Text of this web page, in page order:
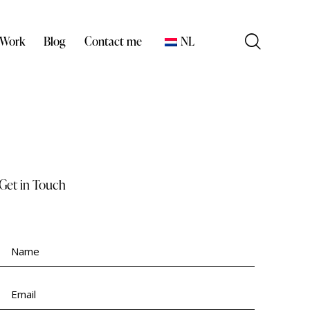
Blog Contact me NL
in Touch